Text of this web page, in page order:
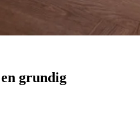
grundig